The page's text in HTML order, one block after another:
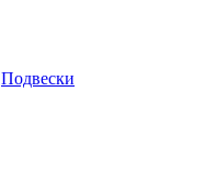
Подвески